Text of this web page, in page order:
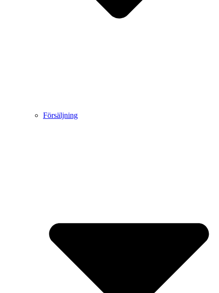
Försäljning